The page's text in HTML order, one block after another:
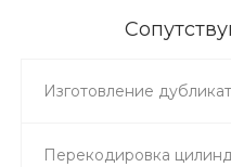
Изготовление
Перекодировка